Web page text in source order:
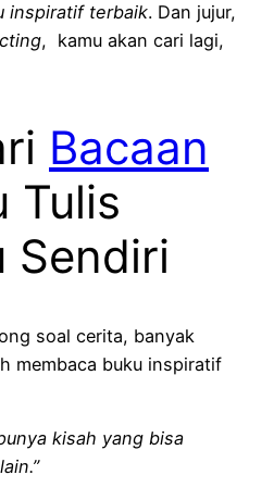
inspiratif terbaik. Dan jujur,
, kamu akan cari lagi,
Bacaan
Tulis
Sendiri
soal cerita, banyak
membaca buku inspiratif
kisah yang bisa